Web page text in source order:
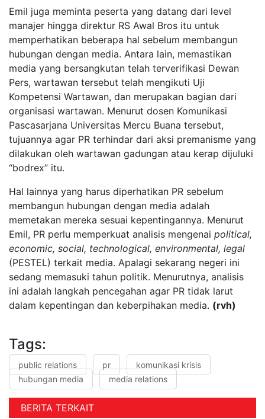
Emil juga meminta peserta yang datang dari level
manajer hingga direktur RS Awal Bros itu untuk
memperhatikan beberapa hal sebelum membangun
hubungan dengan media. Antara lain, memastikan
media yang bersangkutan telah terverifikasi Dewan
Pers, wartawan tersebut telah mengikuti Uji
Kompetensi Wartawan, dan merupakan bagian dari
organisasi wartawan. Menurut dosen Komunikasi
Pascasarjana Universitas Mercu Buana tersebut,
tujuannya agar PR terhindar dari aksi premanisme yang
dilakukan oleh wartawan gadungan atau kerap dijuluki
“bodrex” itu.
Hal lainnya yang harus diperhatikan PR sebelum
membangun hubungan dengan media adalah
memetakan mereka sesuai kepentingannya. Menurut
Emil, PR perlu memperkuat analisis mengenai political,
economic, social, technological, environmental, legal
(PESTEL) terkait media. Apalagi sekarang negeri ini
sedang memasuki tahun politik. Menurutnya, analisis
ini adalah langkah pencegahan agar PR tidak larut
dalam kepentingan dan keberpihakan media. (rvh)
Tags:
public relations pr
komunikasi krisis
hubungan media
media relations
BERITA TERKAIT